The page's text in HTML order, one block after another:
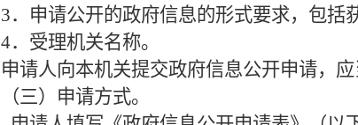
3．申请公开的政府信息的形式要求，包括
4．受理机关名称。
申请人向本机关提交政府信息公开申请，
（三）申请方式。